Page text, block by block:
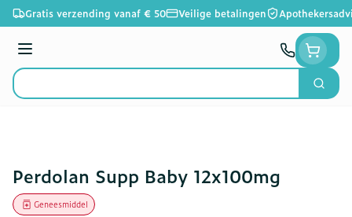
Ga naar de inhoud
Gratis verzending vanaf € 50 Veilige betalingen
Menu
Product, merk, categorie...
Zoek
Perdolan Supp Baby 12x100mg
Geneesmiddel